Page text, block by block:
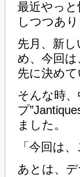
最近やっ
しつつあり
先月、新
め、今回
先に決めて
そんな時
プ
ました。
「今回は
あとは、